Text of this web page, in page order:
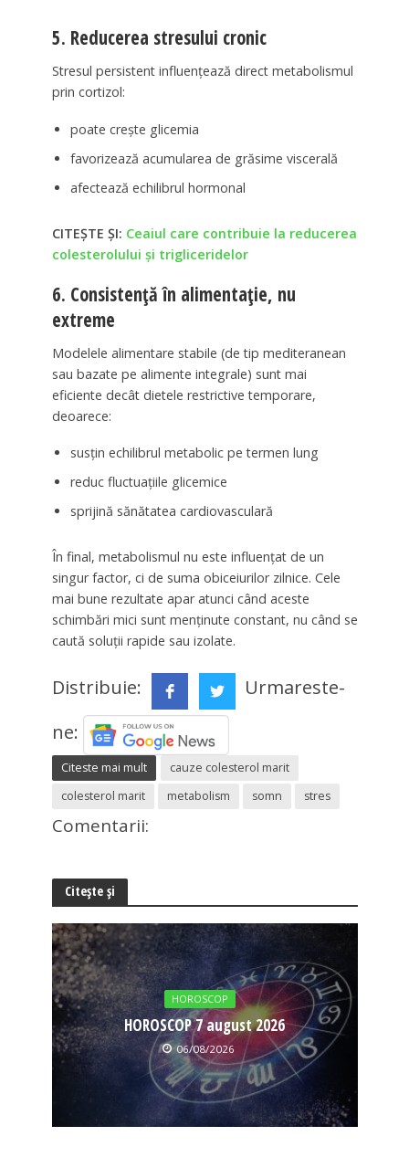
5. Reducerea stresului cronic
Stresul persistent influențează direct metabolismul
prin cortizol:
poate crește glicemia
favorizează acumularea de grăsime viscerală
afectează echilibrul hormonal
CITEȘTE ȘI: Ceaiul care contribuie la reducerea
colesterolului și trigliceridelor
6. Consistență în alimentație, nu
extreme
Modelele alimentare stabile (de tip mediteranean
sau bazate pe alimente integrale) sunt mai
eficiente decât dietele restrictive temporare,
deoarece:
susțin echilibrul metabolic pe termen lung
reduc fluctuațiile glicemice
sprijină sănătatea cardiovasculară
În final, metabolismul nu este influențat de un
singur factor, ci de suma obiceiurilor zilnice. Cele
mai bune rezultate apar atunci când aceste
schimbări mici sunt menținute constant, nu când se
caută soluții rapide sau izolate.
Distribuie:
Urmareste-
ne:
Citeste mai mult
cauze colesterol marit
colesterol marit
metabolism somn stres
Comentarii:
Citește și
HOROSCOP
HOROSCOP 7 august 2026
06/08/2026